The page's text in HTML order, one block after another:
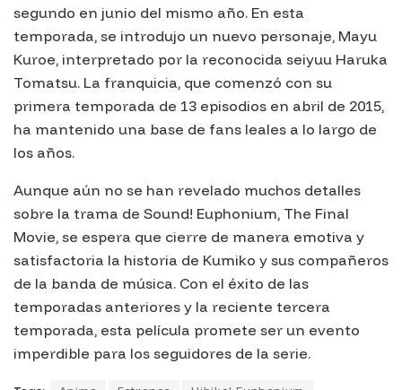
segundo en junio del mismo año. En esta
temporada, se introdujo un nuevo personaje, Mayu
Kuroe, interpretado por la reconocida seiyuu Haruka
Tomatsu. La franquicia, que comenzó con su
primera temporada de 13 episodios en abril de 2015,
ha mantenido una base de fans leales a lo largo de
los años.
Aunque aún no se han revelado muchos detalles
sobre la trama de Sound! Euphonium, The Final
Movie, se espera que cierre de manera emotiva y
satisfactoria la historia de Kumiko y sus compañeros
de la banda de música. Con el éxito de las
temporadas anteriores y la reciente tercera
temporada, esta película promete ser un evento
imperdible para los seguidores de la serie.